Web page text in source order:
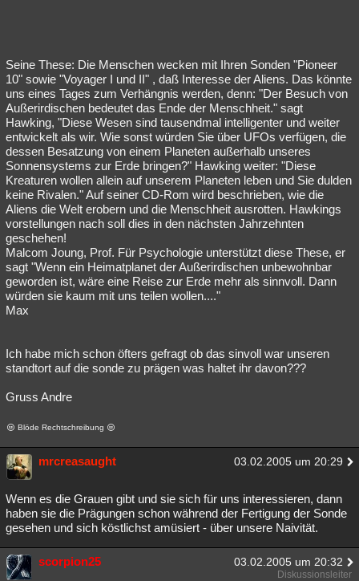
Seine These: Die Menschen wecken mit Ihren Sonden "Pioneer
10" sowie "Voyager I und II" , daß Interesse der Aliens. Das könnte
uns eines Tages zum Verhängnis werden, denn: "Der Besuch von
Außerirdischen bedeutet das Ende der Menschheit." sagt
Hawking, "Diese Wesen sind tausendmal intelligenter und weiter
entwickelt als wir. Wie sonst würden Sie über UFOs verfügen, die
dessen Besatzung von einem Planeten außerhalb unseres
Sonnensystems zur Erde bringen?" Hawking weiter: "Diese
Kreaturen wollen allein auf unserem Planeten leben und Sie dulden
keine Rivalen." Auf seiner CD-Rom wird beschrieben, wie die
Aliens die Welt erobern und die Menschheit ausrotten. Hawkings
vorstellungen nach soll dies in den nächsten Jahrzehnten
geschehen!
Malcom Joung, Prof. Für Psychologie unterstützt diese These, er
sagt "Wenn ein Heimatplanet der Außerirdischen unbewohnbar
geworden ist, wäre eine Reise zur Erde mehr als sinnvoll. Dann
würden sie kaum mit uns teilen wollen...."
Max
Ich habe mich schon öfters gefragt ob das sinvoll war unseren
standtort auf die sonde zu prägen was haltet ihr davon???
Gruss Andre
Blöde Rechtschreibung
mrcreasaught 03.02.2005 um 20:29
Wenn es die Grauen gibt und sie sich für uns interessieren, dann
haben sie die Prägungen schon während der Fertigung der Sonde
gesehen und sich köstlichst amüsiert - über unsere Naivität.
scorpion25 03.02.2005 um 20:32
Diskussionsleiter